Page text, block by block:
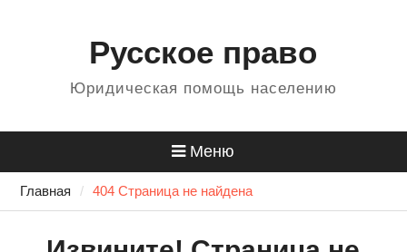
Русское право
Юридическая помощь населению
Меню
Главная 404 Страница не найдена
сайту: 484499@cp9.ru